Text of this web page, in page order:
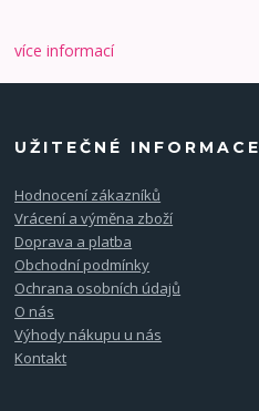
více informací
UŽITEČNÉ INFORMACE
Hodnocení zákazníků
Vrácení a výměna zboží
Doprava a platba
Obchodní podmínky
Ochrana osobních údajů
O nás
Výhody nákupu u nás
Kontakt